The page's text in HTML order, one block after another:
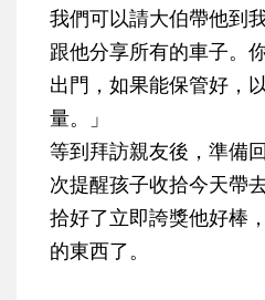
我們可以請大伯帶他到
跟他分享所有的車子。
出門，如果能保管好，
量。」
等到拜訪親友後，準備
次提醒孩子收拾今天帶
拾好了立即誇獎他好棒
的東西了。